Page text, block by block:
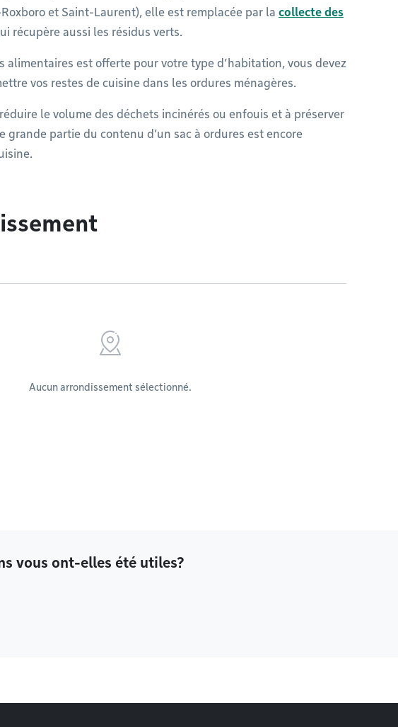
et Saint-Laurent), elle est remplacée par la collecte des
récupère aussi les résidus verts.
alimentaires est offerte pour votre type d’habitation, vous devez
vos restes de cuisine dans les ordures ménagères.
le volume des déchets incinérés ou enfouis et à préserver
grande partie du contenu d’un sac à ordures est encore
Aucun arrondissement sélectionné.
vous ont-elles été utiles?